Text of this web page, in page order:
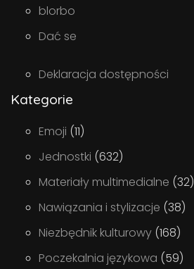
blorbo
Dać se
Deklaracja dostępności
Kategorie
Emoji (11)
Jednostki (632)
Materiały multimedialne (32)
Nawiązania i stylizacje (38)
Niezbędnik kulturowy (168)
Poczekalnia językowa (59)